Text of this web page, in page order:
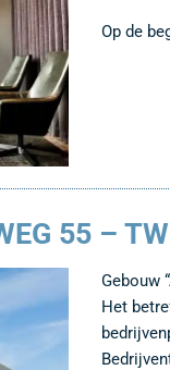
Op de
55 –
Gebouw
Het